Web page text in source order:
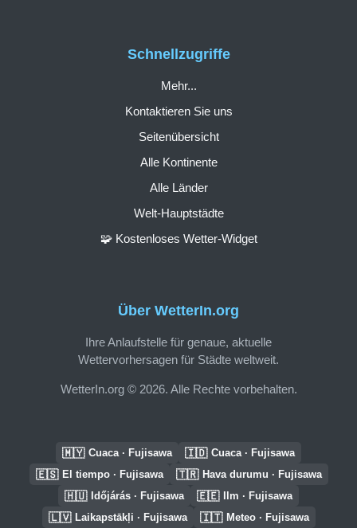
Über WetterIn.org
Ihre Anlaufstelle für genaue, aktuelle
Wettervorhersagen für Städte weltweit.
WetterIn.org © 2026. Alle Rechte vorbehalten.
Schnellzugriffe
Mehr...
Kontaktieren Sie uns
Seitenübersicht
Alle Kontinente
Alle Länder
Welt-Hauptstädte
🧩 Kostenloses Wetter-Widget
🇲🇾 Cuaca · Fujisawa 🇮🇩 Cuaca · Fujisawa
🇪🇸 El tiempo · Fujisawa 🇹🇷 Hava durumu · Fujisawa
🇭🇺 Időjárás · Fujisawa 🇪🇪 Ilm · Fujisawa
🇱🇻 Laikapstākļi · Fujisawa 🇮🇹 Meteo · Fujisawa